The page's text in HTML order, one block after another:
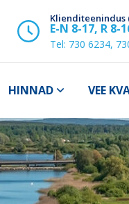
Klienditeenindus
E-N 8-17, R 8-
Tel: 730 6234,
HINNAD VEE